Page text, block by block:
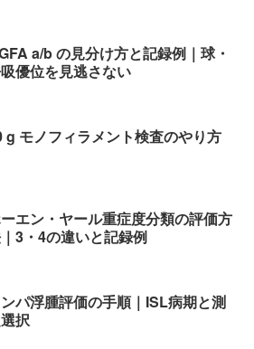
a/b の見分け方と記録例｜球・
優位を見逃さない
g モノフィラメント検査のやり方
エン・ヤール重症度分類の評価方
3・4の違いと記録例
パ浮腫評価の手順｜ISL病期と測
択